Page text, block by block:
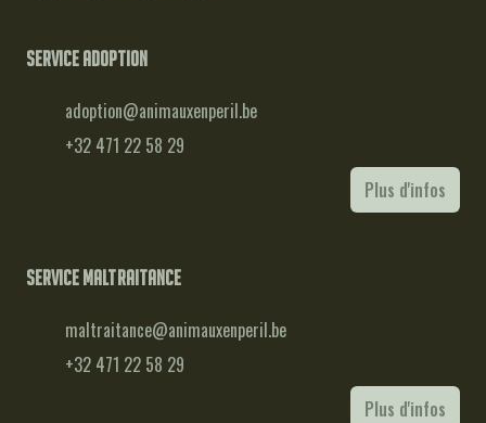
Service adoption
adoption@animauxenperil.be
+32 471 22 58 29
Plus d'infos
Service maltraitance
maltraitance@animauxenperil.be
+32 471 22 58 29
Plus d'infos